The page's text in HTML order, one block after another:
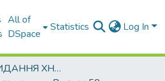
All of
DSpace
Statistics Log In
НАУКОВІ ВИДАННЯ ХНАДУ